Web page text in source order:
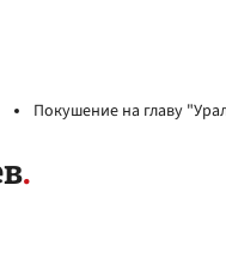
Покушение на главу